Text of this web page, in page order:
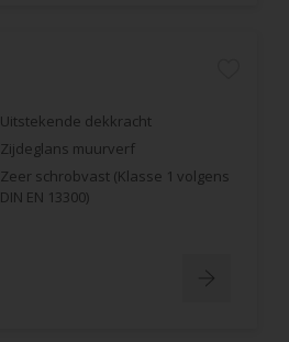
Uitstekende dekkracht
Zijdeglans muurverf
Zeer schrobvast (Klasse 1 volgens
DIN EN 13300)